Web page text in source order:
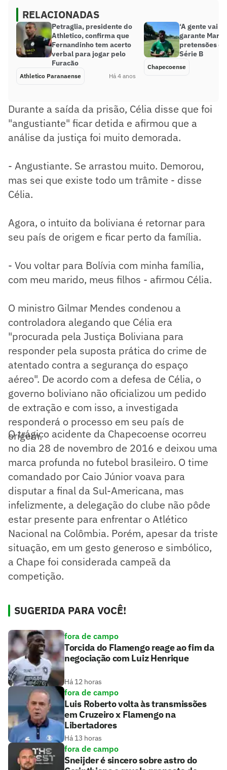
RELACIONADAS
Petraglia, presidente do
Athletico, confirma que
Fernandinho tem acerto
verbal para jogar pelo
Furacão
Athletico Paranaense Há 4 anos
‘A gente vai
garante
pretensões
Série B
Chapecoense
Durante a saída da prisão, Célia disse que foi
"angustiante" ficar detida e afirmou que a
análise da justiça foi muito demorada.
- Angustiante. Se arrastou muito. Demorou,
mas sei que existe todo um trâmite - disse
Célia.
Agora, o intuito da boliviana é retornar para
seu país de origem e ficar perto da família.
- Vou voltar para Bolívia com minha família,
com meu marido, meus filhos - afirmou Célia.
O ministro Gilmar Mendes condenou a
controladora alegando que Célia era
"procurada pela Justiça Boliviana para
responder pela suposta prática do crime de
atentado contra a segurança do espaço
aéreo". De acordo com a defesa de Célia, o
governo boliviano não oficializou um pedido
de extração e com isso, a investigada
responderá o processo em seu país de
origem.
O trágico acidente da Chapecoense ocorreu
no dia 28 de novembro de 2016 e deixou uma
marca profunda no futebol brasileiro. O time
comandado por Caio Júnior voava para
disputar a final da Sul-Americana, mas
infelizmente, a delegação do clube não pôde
estar presente para enfrentar o Atlético
Nacional na Colômbia. Porém, apesar da triste
situação, em um gesto generoso e simbólico,
a Chape foi considerada campeã da
competição.
SUGERIDA PARA VOCÊ!
fora de campo
Torcida do Flamengo reage ao fim da
negociação com Luiz Henrique
Há 12 horas
fora de campo
Luis Roberto volta às transmissões
em Cruzeiro x Flamengo na
Libertadores
Há 13 horas
fora de campo
Sneijder é sincero sobre astro do